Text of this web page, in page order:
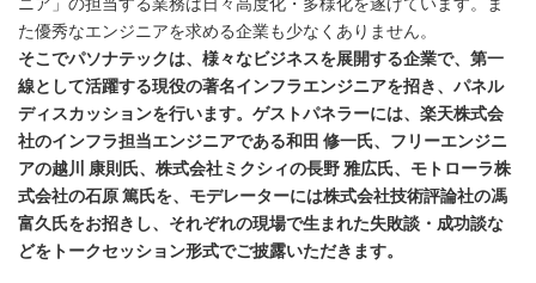
た優秀なエンジニアを求める企業も少なくありません。
そこでパソナテックは、様々なビジネスを展開する企業で、第一
線として活躍する現役の著名インフラエンジニアを招き、パネル
ディスカッションを行います。ゲストパネラーには、楽天株式会
社のインフラ担当エンジニアである和田 修一氏、フリーエンジニ
アの越川 康則氏、株式会社ミクシィの長野 雅広氏、モトローラ株
式会社の石原 篤氏を、モデレーターには株式会社技術評論社の馮
富久氏をお招きし、それぞれの現場で生まれた失敗談・成功談な
どをトークセッション形式でご披露いただきます。